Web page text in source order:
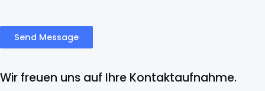
Send Message
Wir freuen uns auf Ihre Kontaktaufnahme.